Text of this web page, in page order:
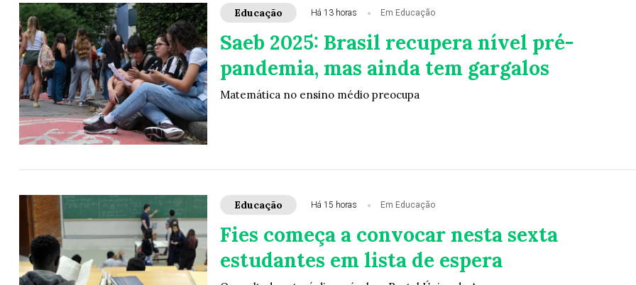
Educação Há 13 horas Em Educação
Saeb 2025: Brasil recupera nível pré-
pandemia, mas ainda tem gargalos
Matemática no ensino médio preocupa
Educação Há 15 horas Em Educação
Fies começa a convocar nesta sexta
estudantes em lista de espera